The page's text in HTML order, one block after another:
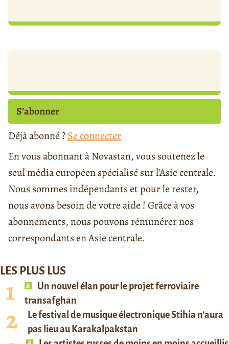
S’abonner
Déjà abonné ?Se connecter
En vous abonnant à Novastan, vous soutenez le
seul média européen spécialisé sur l'Asie centrale.
Nous sommes indépendants et pour le rester,
nous avons besoin de votre aide ! Grâce à vos
abonnements, nous pouvons rémunérer nos
correspondants en Asie centrale.
LES PLUS LUS
Un nouvel élan pour le projet ferroviaire
transafghan
Le festival de musique électronique Stihia n’aura
pas lieu au Karakalpakstan